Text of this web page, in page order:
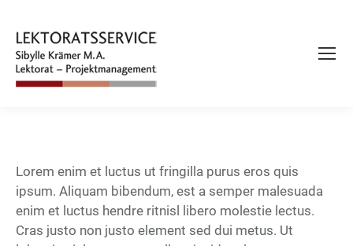
Lorem enim et luctus ut fringilla purus eros quis
ipsum. Aliquam bibendum, est a semper malesuada
enim et luctus hendre ritnisl libero molestie lectus.
Cras justo non justo element sed dui metus. Ut